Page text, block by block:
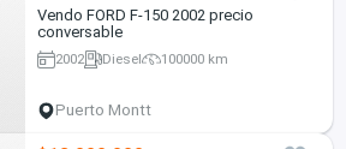
Vendo FORD F-150 2002 precio
conversable
2002 Diesel 100000 km
Puerto Montt